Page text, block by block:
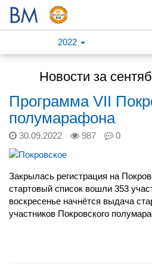
2022
Новости за
Программа VII
полумарафона
30.09.2022 987 0
Закрылась регистрация на
стартовый список вошли 353
воскресенье начнётся выдача
участников Покровского